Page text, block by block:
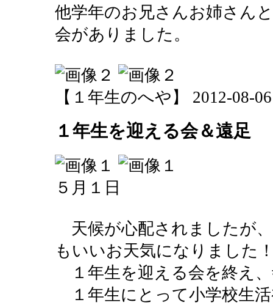
他学年のお兄さんお姉さん
会がありました。
【１年生のへや】 2012-08-
１年生を迎える会＆遠足
５月１日
天候が心配されましたが
もいいお天気になりました
１年生を迎える会を終え
１年生にとって小学校生